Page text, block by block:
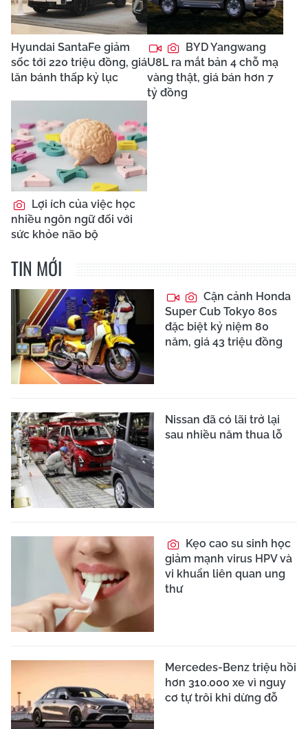
Hyundai SantaFe giảm
sốc tới 220 triệu đồng, giá
lăn bánh thấp kỷ lục
BYD Yangwang
U8L ra mắt bản 4 chỗ mạ
vàng thật, giá bán hơn 7
tỷ đồng
Lợi ích của việc học
nhiều ngôn ngữ đối với
sức khỏe não bộ
TIN MỚI
Cận cảnh Honda
Super Cub Tokyo 80s
đặc biệt kỷ niệm 80
năm, giá 43 triệu đồng
Nissan đã có lãi trở lại
sau nhiều năm thua lỗ
Kẹo cao su sinh học
giảm mạnh virus HPV và
vi khuẩn liên quan ung
thư
Mercedes-Benz triệu hồi
hơn 310.000 xe vì nguy
cơ tự trôi khi dừng đỗ